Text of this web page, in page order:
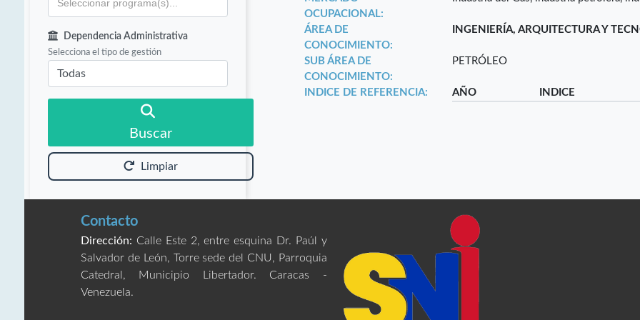
Dependencia Administrativa
Selecciona el tipo de gestión
Buscar
Limpiar
OCUPACIONAL:
ÁREA DE
CONOCIMIENTO:
INGENIERÍA, ARQUITECTURA Y
SUB ÁREA DE
CONOCIMIENTO:
PETRÓLEO
INDICE DE REFERENCIA: AÑO INDICE
Contacto
Dirección: Calle Este 2, entre esquina Dr. Paúl y
Salvador de León, Torre sede del CNU, Parroquia
Catedral, Municipio Libertador. Caracas -
Venezuela.